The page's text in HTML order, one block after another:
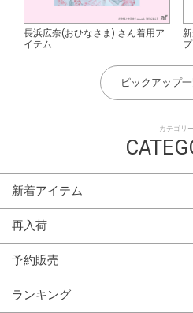
カテゴリー
新着アイテム
再入荷
予約販売
ランキング
長浜広奈(おひなさま) さん着用ア
イテム
ピックアップ